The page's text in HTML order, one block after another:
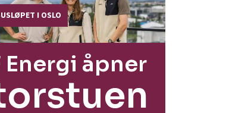
I OSLO
Energi åpner